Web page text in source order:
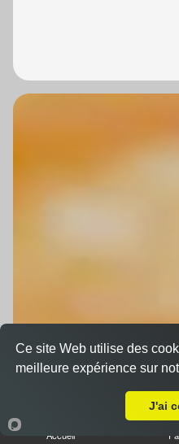
Accueil
Ce site Web utilise des
meilleure expérience sur
J'ai